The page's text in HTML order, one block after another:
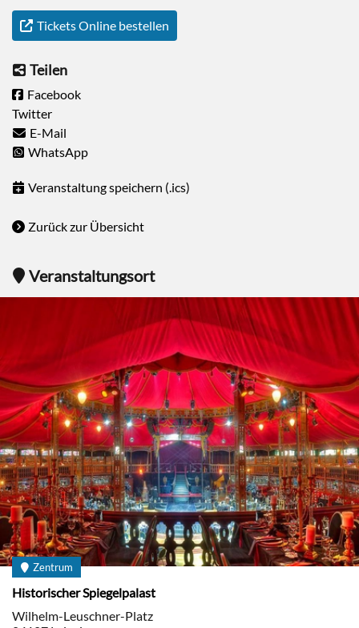
Tickets Online bestellen
Teilen
Facebook
Twitter
E-Mail
WhatsApp
Veranstaltung speichern (.ics)
Zurück zur Übersicht
Veranstaltungsort
Zentrum
Historischer Spiegelpalast
Wilhelm-Leuschner-Platz